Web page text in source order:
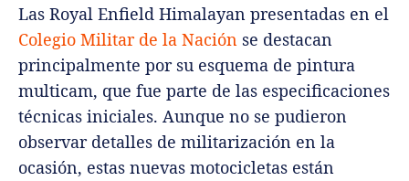
Las Royal Enfield Himalayan presentadas en el
Colegio Militar de la Nación se destacan
principalmente por su esquema de pintura
multicam, que fue parte de las especificaciones
técnicas iniciales. Aunque no se pudieron
observar detalles de militarización en la
ocasión, estas nuevas motocicletas están